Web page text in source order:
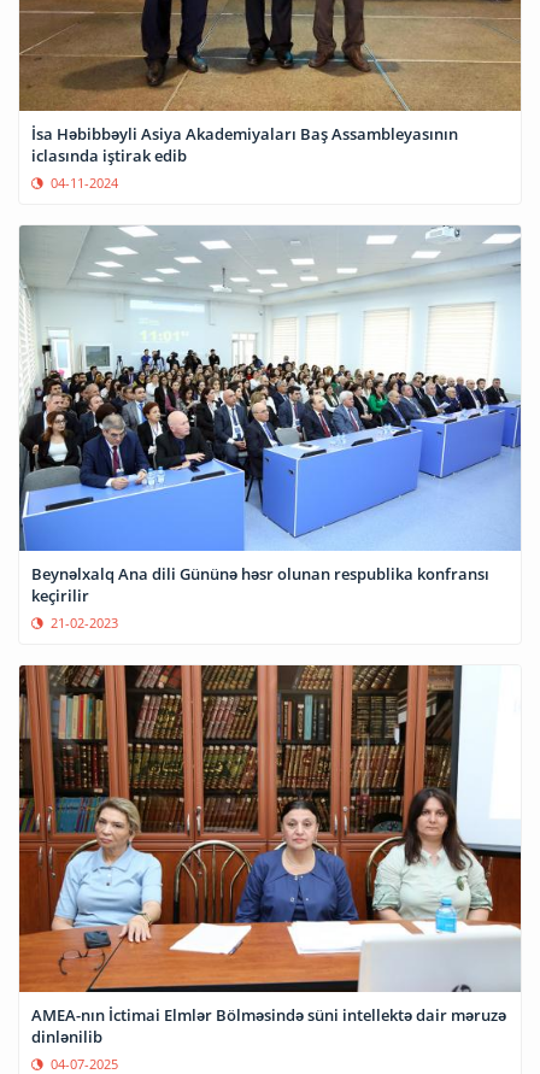
İsa Həbibbəyli Asiya Akademiyaları Baş Assambleyasının
iclasında iştirak edib
04-11-2024
Beynəlxalq Ana dili Gününə həsr olunan respublika konfransı
keçirilir
21-02-2023
AMEA-nın İctimai Elmlər Bölməsində süni intellektə dair məruzə
dinlənilib
04-07-2025